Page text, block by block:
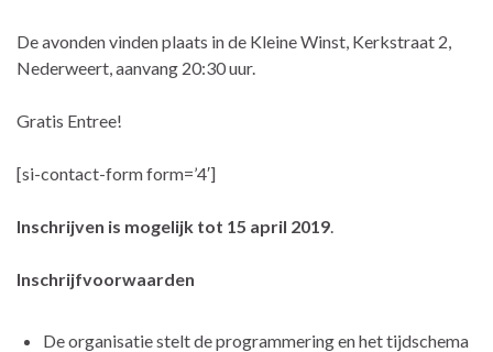
De avonden vinden plaats in de Kleine Winst, Kerkstraat 2,
Nederweert, aanvang 20:30 uur.
Gratis Entree!
[si-contact-form form=’4′]
Inschrijven is mogelijk tot 15 april 2019.
Inschrijfvoorwaarden
De organisatie stelt de programmering en het tijdschema